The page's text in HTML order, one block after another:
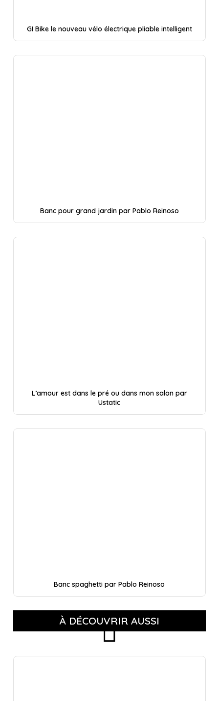
GI Bike le nouveau vélo électrique pliable intelligent
Banc pour grand jardin par Pablo Reinoso
L’amour est dans le pré ou dans mon salon par
Ustatic
Banc spaghetti par Pablo Reinoso
À DÉCOUVRIR AUSSI